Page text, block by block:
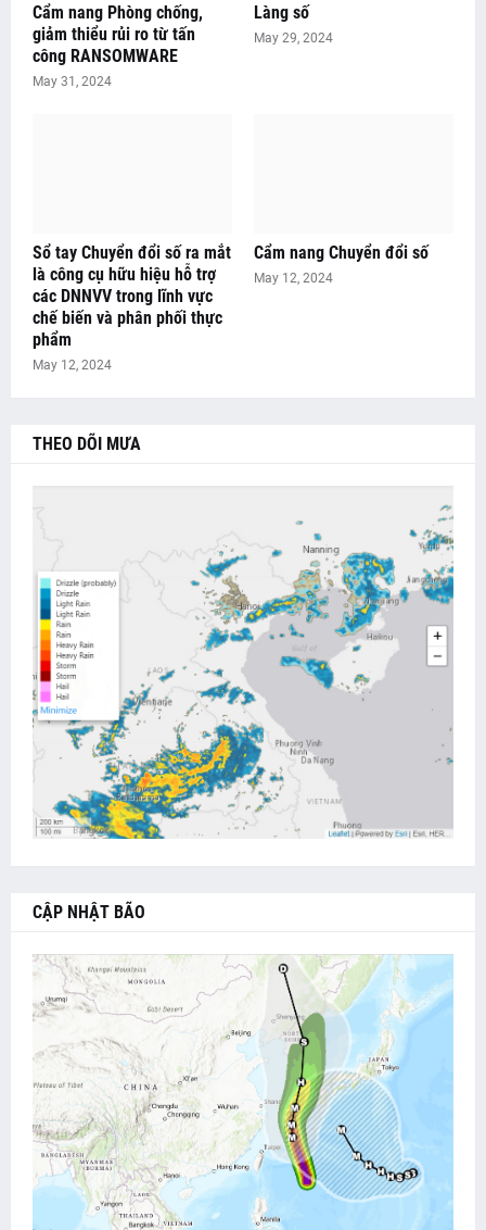
Cẩm nang Phòng chống,
giảm thiểu rủi ro từ tấn
công RANSOMWARE
May 31, 2024
Làng số
May 29, 2024
Sổ tay Chuyển đổi số ra mắt
là công cụ hữu hiệu hỗ trợ
các DNNVV trong lĩnh vực
chế biến và phân phối thực
phẩm
May 12, 2024
Cẩm nang Chuyển đổi số
May 12, 2024
THEO DÕI MƯA
CẬP NHẬT BÃO